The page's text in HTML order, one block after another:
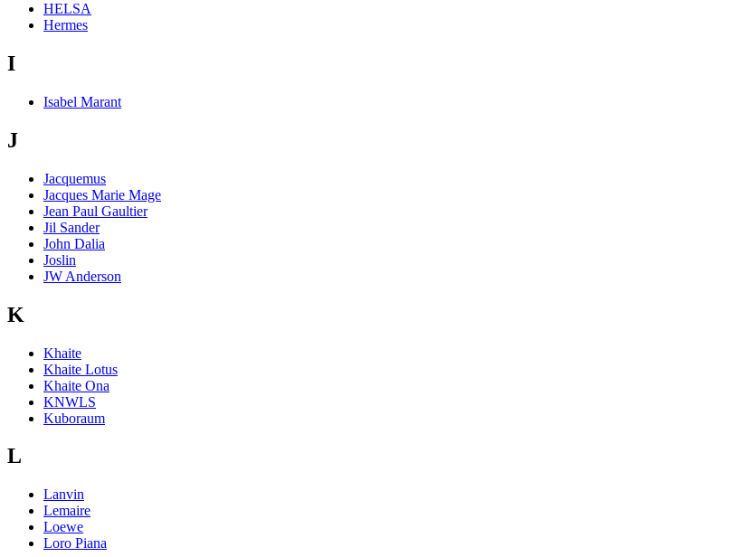
HELSA
Hermes
I
Isabel Marant
J
Jacquemus
Jacques Marie Mage
Jean Paul Gaultier
Jil Sander
John Dalia
Joslin
JW Anderson
K
Khaite
Khaite Lotus
Khaite Ona
KNWLS
Kuboraum
L
Lanvin
Lemaire
Loewe
Loro Piana